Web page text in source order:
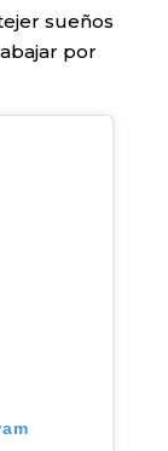
sueños
por